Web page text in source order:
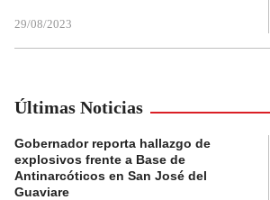
29/08/2023
Últimas Noticias
Gobernador reporta hallazgo de
explosivos frente a Base de
Antinarcóticos en San José del
Guaviare